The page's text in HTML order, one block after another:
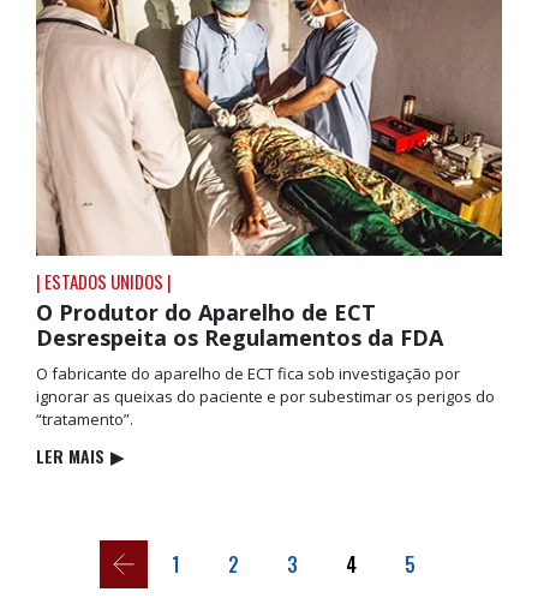
| ESTADOS UNIDOS |
O Produtor do Aparelho de ECT
Desrespeita os Regulamentos da FDA
O fabricante do aparelho de ECT fica sob investigação por
ignorar as queixas do paciente e por subestimar os perigos do
“tratamento”.
LER MAIS ▶
1 2 3 4 5